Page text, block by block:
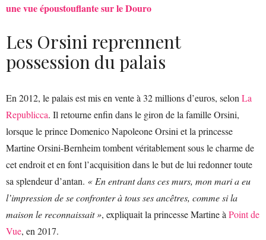
une vue époustouflante sur le Douro
Les Orsini reprennent
possession du palais
En 2012, le palais est mis en vente à 32 millions d’euros, selon La
Republicca. Il retourne enfin dans le giron de la famille Orsini,
lorsque le prince Domenico Napoleone Orsini et la princesse
Martine Orsini-Bernheim tombent véritablement sous le charme de
cet endroit et en font l’acquisition dans le but de lui redonner toute
sa splendeur d’antan. « En entrant dans ces murs, mon mari a eu
l’impression de se confronter à tous ses ancêtres, comme si la
maison le reconnaissait », expliquait la princesse Martine à Point de
Vue, en 2017.